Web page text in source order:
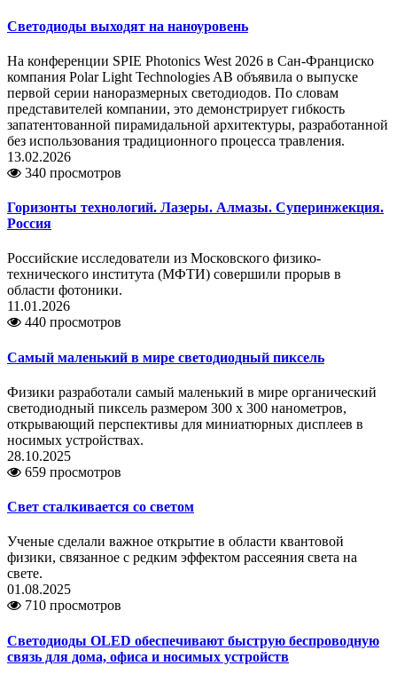
Светодиоды выходят на наноуровень
На конференции SPIE Photonics West 2026 в Сан-Франциско
компания Polar Light Technologies AB объявила о выпуске
первой серии наноразмерных светодиодов. По словам
представителей компании, это демонстрирует гибкость
запатентованной пирамидальной архитектуры, разработанной
без использования традиционного процесса травления.
13.02.2026
340 просмотров
Горизонты технологий. Лазеры. Алмазы. Суперинжекция.
Россия
Российские исследователи из Московского физико-
технического института (МФТИ) совершили прорыв в
области фотоники.
11.01.2026
440 просмотров
Самый маленький в мире светодиодный пиксель
Физики разработали самый маленький в мире органический
светодиодный пиксель размером 300 x 300 нанометров,
открывающий перспективы для миниатюрных дисплеев в
носимых устройствах.
28.10.2025
659 просмотров
Свет сталкивается со светом
Ученые сделали важное открытие в области квантовой
физики, связанное с редким эффектом рассеяния света на
свете.
01.08.2025
710 просмотров
Светодиоды OLED обеспечивают быструю беспроводную
связь для дома, офиса и носимых устройств